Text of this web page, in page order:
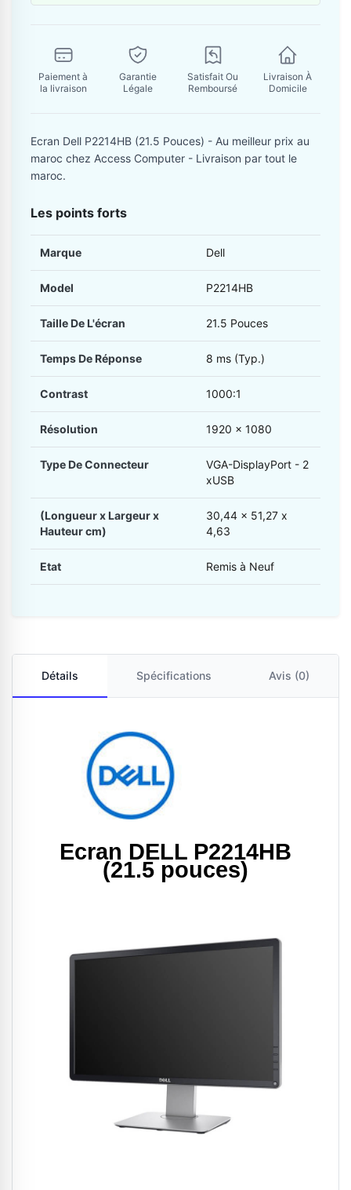
Paiement à
la livraison
Garantie
Légale
Satisfait Ou
Remboursé
Livraison À
Domicile
Ecran Dell P2214HB (21.5 Pouces) - Au meilleur prix au
maroc chez Access Computer - Livraison par tout le
maroc.
Les points forts
Marque Dell
Model P2214HB
Taille De L'écran 21.5 Pouces
Temps De Réponse 8 ms (Typ.)
Contrast 1000:1
Résolution 1920 x 1080
Type De Connecteur
VGA-DisplayPort - 2
xUSB
(Longueur x Largeur x
Hauteur cm)
30,44 x 51,27 x
4,63
Etat Remis à Neuf
Détails Spécifications Avis (0)
Ecran DELL P2214HB
(21.5 pouces)